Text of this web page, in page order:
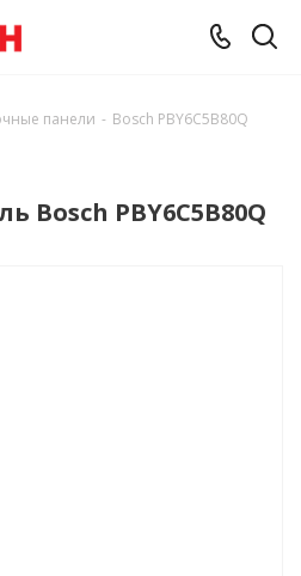
панели - Bosch PBY6C5B80Q
Bosch PBY6C5B80Q